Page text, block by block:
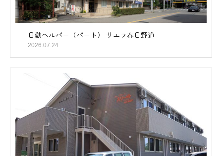
日勤ヘルパー（パート） サエラ春日野道
2026.07.24